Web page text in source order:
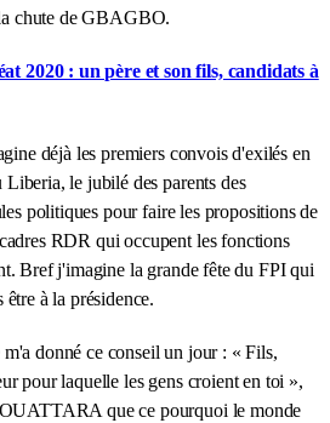
chute de GBAGBO.
2020 : un père et son fils, candidats à
déjà les premiers convois d'exilés en
Liberia, le jubilé des parents des
politiques pour faire les propositions de
RDR qui occupent les fonctions
Bref j'imagine la grande fête du FPI qui
à la présidence.
donné ce conseil un jour : « Fils,
pour laquelle les gens croient en toi »,
que ce pourquoi le monde